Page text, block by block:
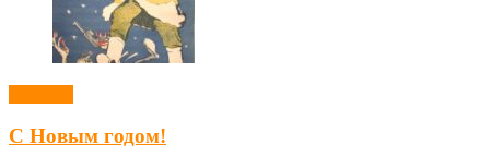
С Новым годом!